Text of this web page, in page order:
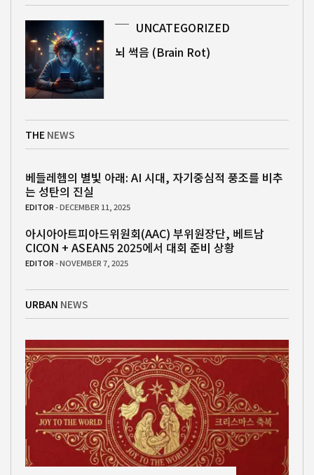
UNCATEGORIZED
뇌 썩음 (Brain Rot)
THE NEWS
베들레헴의 별빛 아래: AI 시대, 자기중심적 풍조를 비추
는 성탄의 진실
EDITOR- DECEMBER 11, 2025
아시아아트피아드위원회(AAC) 부위원장단, 베트남
CICON + ASEAN5 2025에서 대회 준비 상황
EDITOR- NOVEMBER 7, 2025
URBAN NEWS